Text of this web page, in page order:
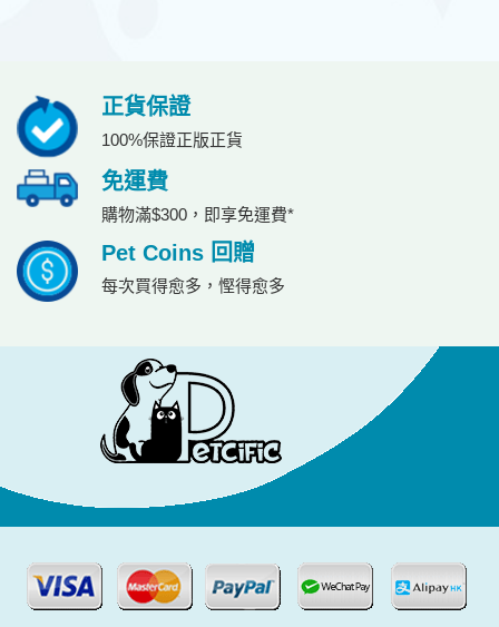
正貨保證
100%保證正版正貨
免運費
購物滿$300，即享免運費*
Pet Coins 回贈
每次買得愈多，慳得愈多